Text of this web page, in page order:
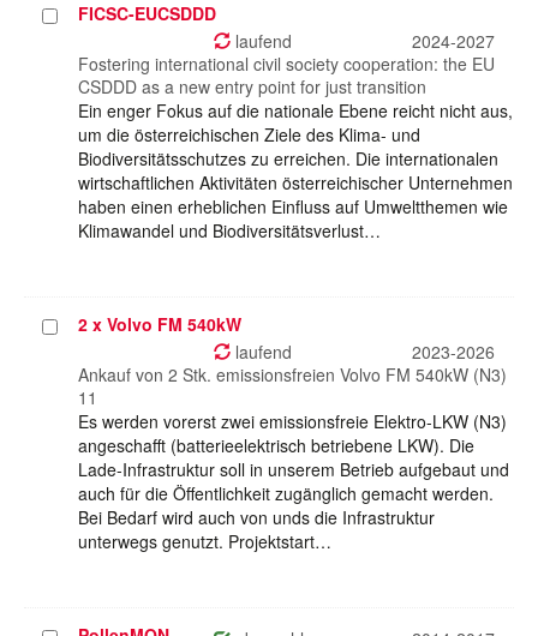
ProjektFICSC-EUCSDDD
laufend
2024-2027
Fostering international civil society cooperation: the EU
CSDDD as a new entry point for just transition
Ein enger Fokus auf die nationale Ebene reicht nicht aus,
um die österreichischen Ziele des Klima- und
Biodiversitätsschutzes zu erreichen. Die internationalen
wirtschaftlichen Aktivitäten österreichischer Unternehmen
haben einen erheblichen Einfluss auf Umweltthemen wie
Klimawandel und Biodiversitätsverlust…
Projekt2 x Volvo FM 540kW
laufend
2023-2026
Ankauf von 2 Stk. emissionsfreien Volvo FM 540kW (N3)
11
Es werden vorerst zwei emissionsfreie Elektro-LKW (N3)
angeschafft (batterieelektrisch betriebene LKW). Die
Lade-Infrastruktur soll in unserem Betrieb aufgebaut und
auch für die Öffentlichkeit zugänglich gemacht werden.
Bei Bedarf wird auch von unds die Infrastruktur
unterwegs genutzt. Projektstart…